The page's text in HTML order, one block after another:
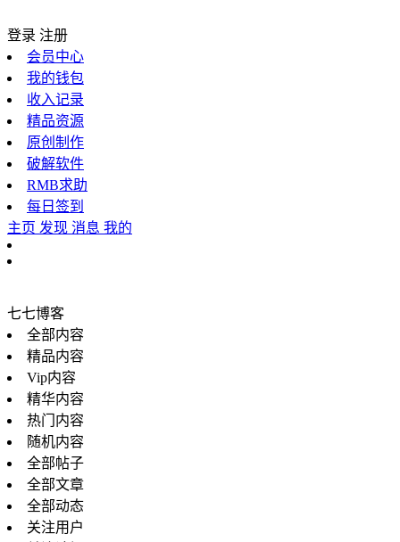
登录 注册
会员中心
我的钱包
收入记录
精品资源
原创制作
破解软件
RMB求助
每日签到
主页 发现 消息 我的
七七博客
全部内容
精品内容
Vip内容
精华内容
热门内容
随机内容
全部帖子
全部文章
全部动态
关注用户